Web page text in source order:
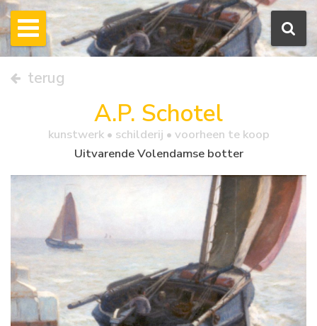
terug
A.P. Schotel
kunstwerk • schilderij • voorheen te koop
Uitvarende Volendamse botter